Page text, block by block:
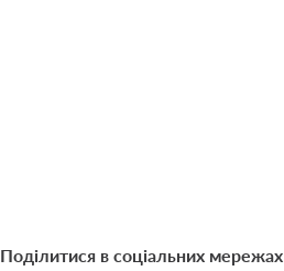
Поділитися в соціальних мережах